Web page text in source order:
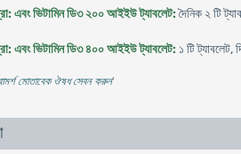
এবং ভিটামিন ডি৩ ২০০ আইইউ ট্যাবলেট:দৈনিক ২ টি
এবং ভিটামিন ডি৩ ৪০০ আইইউ ট্যাবলেট: ১ টি ট্যাবলেট,
মোতাবেক ঔষধ সেবন করুন'